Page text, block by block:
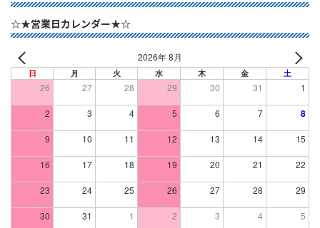
☆★営業日カレンダー★☆
2026年 8月
日 月 火 水 木 金 土
26 27 28 29 30 31 1
2 3 4 5 6 7 8
9 10 11 12 13 14 15
16 17 18 19 20 21 22
23 24 25 26 27 28 29
30 31 1 2 3 4 5